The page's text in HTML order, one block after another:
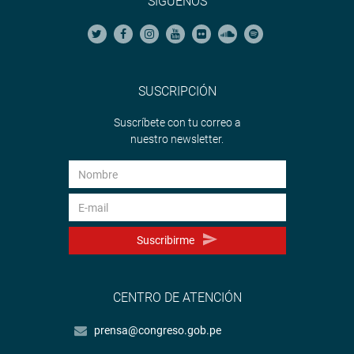
SUSCRIPCIÓN
Suscríbete con tu correo a
nuestro newsletter.
Suscribirme
CENTRO DE ATENCIÓN
prensa@congreso.gob.pe